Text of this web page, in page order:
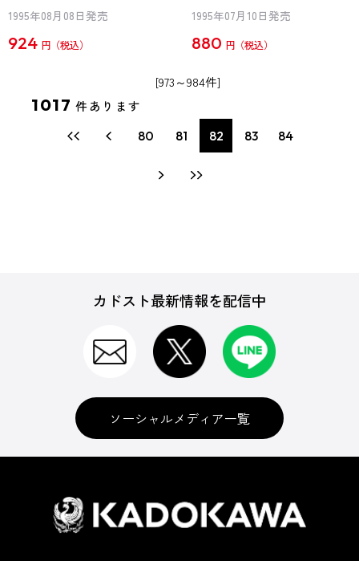
1995年08月08日発売
924 円
1995年07月10日発売
880 円
[973～984件]
1017 件あります
80 81 82 83 84
カドスト最新情報を配信中
ソーシャルメディア一覧